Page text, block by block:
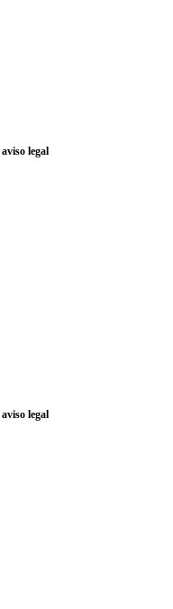
aviso legal
aviso legal